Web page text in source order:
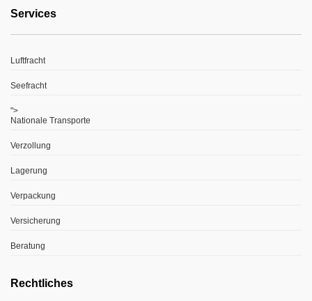
Services
Luftfracht
Seefracht
">
Nationale Transporte
Verzollung
Lagerung
Verpackung
Versicherung
Beratung
Rechtliches